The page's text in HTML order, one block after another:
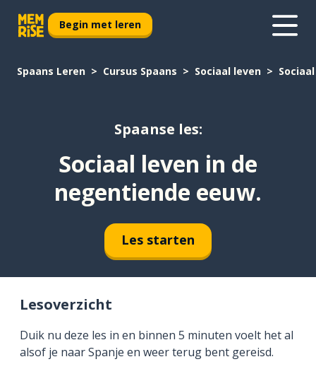
Begin met leren
Spaans Leren Cursus Spaans Sociaal leven
Spaanse les:
Sociaal leven in de
negentiende eeuw.
Les starten
Lesoverzicht
Duik nu deze les in en binnen 5 minuten voelt het al
alsof je naar Spanje en weer terug bent gereisd.